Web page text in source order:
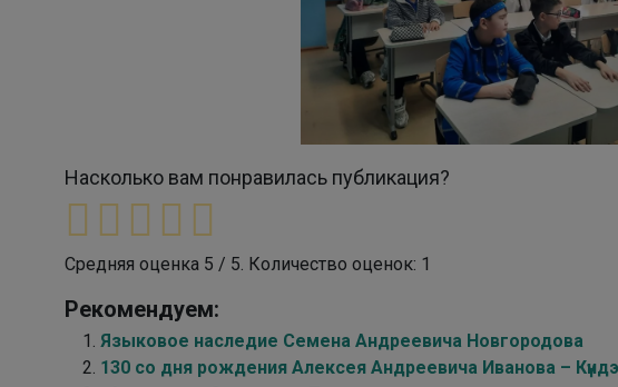
Насколько вам понравилась публикация?
Средняя оценка 5 / 5. Количество оценок: 1
Рекомендуем:
Языковое наследие Семена Андреевича Новгородова
130 со дня рождения Алексея Андреевича Иванова – Күндэ